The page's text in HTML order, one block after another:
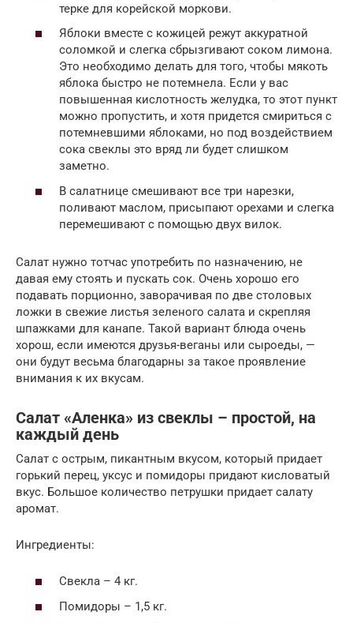
терке для корейской моркови.
Яблоки вместе с кожицей режут аккуратной
соломкой и слегка сбрызгивают соком лимона.
Это необходимо делать для того, чтобы мякоть
яблока быстро не потемнела. Если у вас
повышенная кислотность желудка, то этот пункт
можно пропустить, и хотя придется смириться с
потемневшими яблоками, но под воздействием
сока свеклы это вряд ли будет слишком
заметно.
В салатнице смешивают все три нарезки,
поливают маслом, присыпают орехами и слегка
перемешивают с помощью двух вилок.
Салат нужно тотчас употребить по назначению, не
давая ему стоять и пускать сок. Очень хорошо его
подавать порционно, заворачивая по две столовых
ложки в свежие листья зеленого салата и скрепляя
шпажками для канапе. Такой вариант блюда очень
хорош, если имеются друзья-веганы или сыроеды, —
они будут весьма благодарны за такое проявление
внимания к их вкусам.
Салат «Аленка» из свеклы – простой, на
каждый день
Салат с острым, пикантным вкусом, который придает
горький перец, уксус и помидоры придают кисловатый
вкус. Большое количество петрушки придает салату
аромат.
Ингредиенты:
Свекла – 4 кг.
Помидоры – 1,5 кг.